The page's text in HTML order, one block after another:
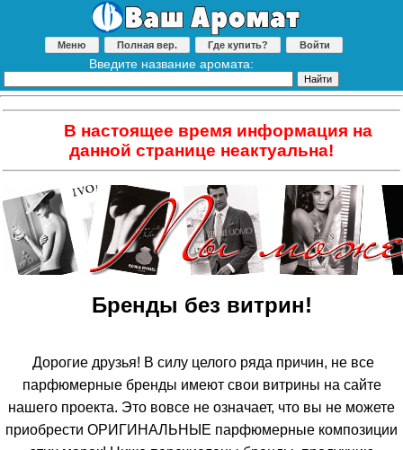
Меню Полная вер. Где купить? Войти
Введите название аромата:
В настоящее время информация на
данной странице неактуальна!
Бренды без витрин!
Дорогие друзья! В силу целого ряда причин, не все
парфюмерные бренды имеют свои витрины на сайте
нашего проекта. Это вовсе не означает, что вы не можете
приобрести ОРИГИНАЛЬНЫЕ парфюмерные композиции